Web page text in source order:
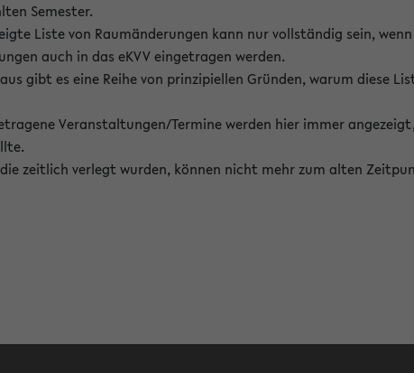
Semester.
Liste von Raumänderungen kann nur vollständig sein,
auch in das eKVV eingetragen werden.
gibt es eine Reihe von prinzipiellen Gründen, warum diese
Veranstaltungen/Termine werden hier immer
zeitlich verlegt wurden, können nicht mehr zum alten